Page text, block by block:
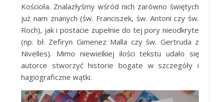
Kościoła. Znalazłyśmy wśród nich zarówno świętych
już nam znanych (św. Franciszek, św. Antoni czy św.
Roch), jak i postacie zupełnie do tej pory nieodkryte
(np. bł. Zefiryn Gimenez Malla czy św. Gertruda z
Nivelles). Mimo niewielkiej ilości tekstu udało się
autorce stworzyć historie bogate w szczegóły i
hagiograficzne wątki.